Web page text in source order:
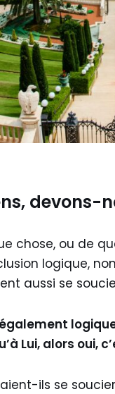
devons-
chose, ou de
logique,
aussi se
Lui, alors oui,
ils se